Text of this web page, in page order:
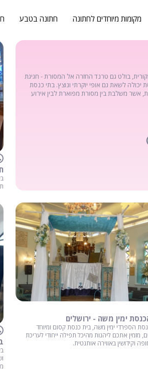
מקומות מיוחדים לחתונה חתונה בטבע
בולט גם טרנד החזרה אל המסורת - חגיגת
לשאת גם אופי יוקרתי ונוצץ. בתי כנסת
אשר משלבת בין מסורת מפוארת לבין אירוע
ימין משה - ירושלים
הספרדי ימין משה, בית כנסת קסום ומיוחד
מזמין אתכם ליהנות מהיכל תפילה ייחודי לעריכת
וקידושין באווירה אותנטית.